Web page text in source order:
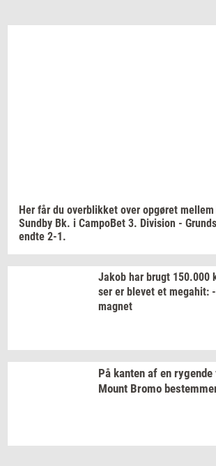
Her får du over­blik­ket over op­gø­ret mel­lem
Sund­by Bk. i Cam­po­Bet 3. Di­vi­sion -
endte 2-1.
Jakob har brugt 150.000
ser er ble­vet et me­ga­hit:
magnet
På kan­ten af en ry­gen­de
Mount Bromo